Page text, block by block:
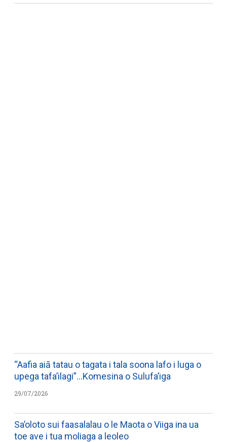
“Aafia aiā tatau o tagata i tala soona lafo i luga o
upega tafa’ilagi”…Komesina o Sulufa’iga
29/07/2026
Sa’oloto sui faasalalau o le Maota o Viiga ina ua
toe ave i tua moliaga a leoleo